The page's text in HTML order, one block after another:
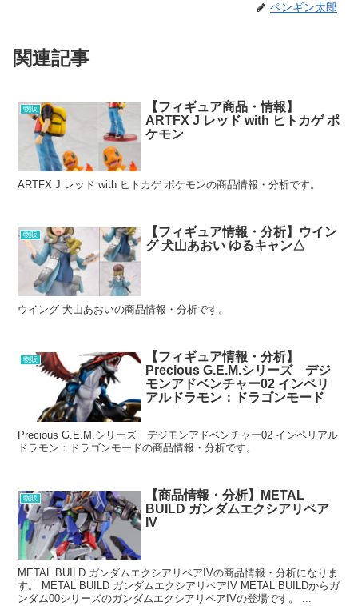
ペンギン太郎
関連記事
物販
【フィギュア商品・情報】
ARTFX J レッド with ヒトカゲ ポ
ケモン
ARTFX J レッド with ヒトカゲ ポケモンの商品情報・分析です。
物販
【フィギュア情報・分析】ウイン
グ 犬山あおい ゆるキャン△
ウイング 犬山あおいの商品情報・分析です。
物販
【フィギュア情報・分析】
Precious G.E.M.シリーズ デジ
モンアドベンチャー02 インペリ
アルドラモン：ドラゴンモード
Precious G.E.M.シリーズ デジモンアドベンチャー02 インペリアル
ドラモン：ドラゴンモードの商品情報・分析です。
物販
【商品情報・分析】METAL
BUILD ガンダムエクシアリペア
IV
METAL BUILD ガンダムエクシアリペアIVの商品情報・分析になりま
す。 METAL BUILD ガンダムエクシアリペアIV METAL BUILDからガ
ンダム00シリーズのガンダムエクシアリペアIVの登場です。 ...